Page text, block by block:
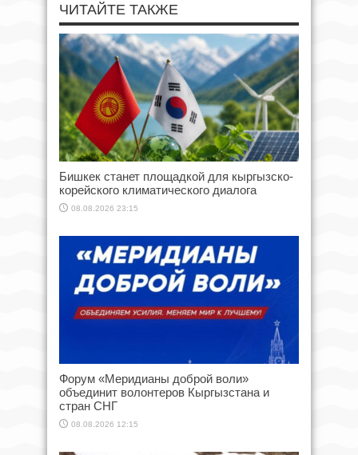
ЧИТАЙТЕ ТАКЖЕ
Бишкек станет площадкой для кыргызско-
корейского климатического диалога
08.08.2026 23:15
Форум «Меридианы доброй воли»
объединит волонтеров Кыргызстана и
стран СНГ
08.08.2026 12:15